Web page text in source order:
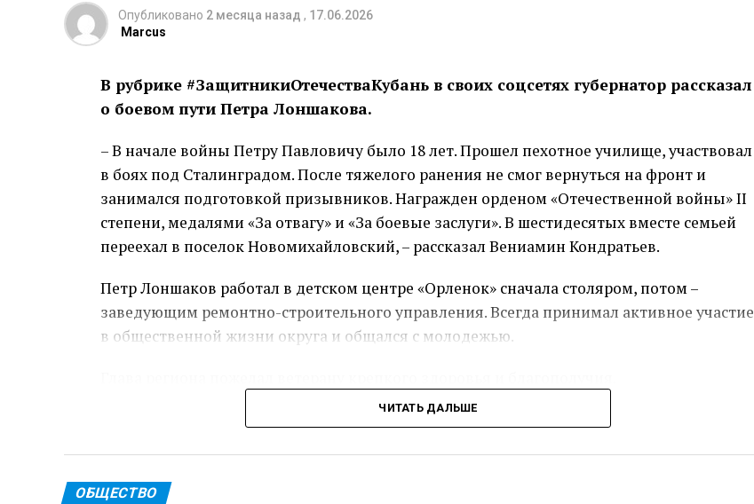
Опубликовано 2 месяца назад , 17.06.2026
Marcus
В рубрике #ЗащитникиОтечестваКубань в своих соцсетях губернатор рассказал
о боевом пути Петра Лоншакова.
– В начале войны Петру Павловичу было 18 лет. Прошел пехотное училище, участвовал
в боях под Сталинградом. После тяжелого ранения не смог вернуться на фронт и
занимался подготовкой призывников. Награжден орденом «Отечественной войны» II
степени, медалями «За отвагу» и «За боевые заслуги». В шестидесятых вместе семьей
переехал в поселок Новомихайловский, – рассказал Вениамин Кондратьев.
Петр Лоншаков работал в детском центре «Орленок» сначала столяром, потом –
заведующим ремонтно-строительного управления. Всегда принимал активное участие
в общественной жизни округа и общался с молодежью.
Пресс-служба администрации Краснодарского края
Теги: Губернатор
ЧИТАТЬ ДАЛЬШЕ
ОБЩЕСТВО